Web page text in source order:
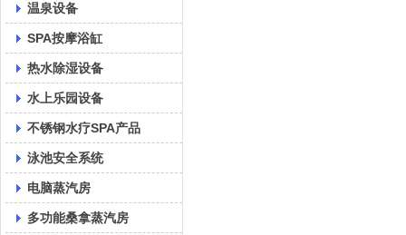
温泉设备
SPA按摩浴缸
热水除湿设备
水上乐园设备
不锈钢水疗SPA产品
泳池安全系统
电脑蒸汽房
多功能桑拿蒸汽房